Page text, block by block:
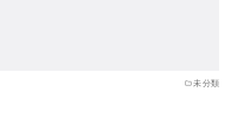
未分類